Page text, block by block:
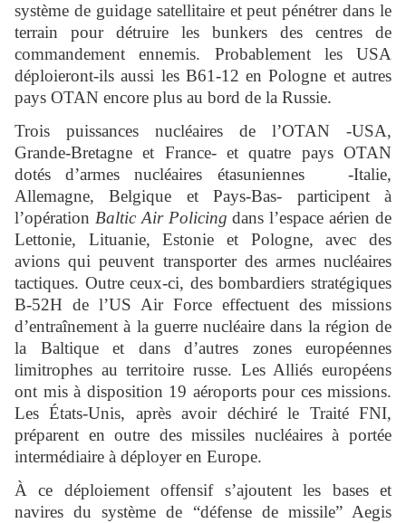
système de guidage satellitaire et peut pénétrer dans le
terrain pour détruire les bunkers des centres de
commandement ennemis. Probablement les USA
déploieront-ils aussi les B61-12 en Pologne et autres
pays OTAN encore plus au bord de la Russie.
Trois puissances nucléaires de l’OTAN -USA,
Grande-Bretagne et France- et quatre pays OTAN
dotés d’armes nucléaires étasuniennes -Italie,
Allemagne, Belgique et Pays-Bas- participent à
l’opération Baltic Air Policing dans l’espace aérien de
Lettonie, Lituanie, Estonie et Pologne, avec des
avions qui peuvent transporter des armes nucléaires
tactiques. Outre ceux-ci, des bombardiers stratégiques
B-52H de l’US Air Force effectuent des missions
d’entraînement à la guerre nucléaire dans la région de
la Baltique et dans d’autres zones européennes
limitrophes au territoire russe. Les Alliés européens
ont mis à disposition 19 aéroports pour ces missions.
Les États-Unis, après avoir déchiré le Traité FNI,
préparent en outre des missiles nucléaires à portée
intermédiaire à déployer en Europe.
À ce déploiement offensif s’ajoutent les bases et
navires du système de “défense de missile” Aegis